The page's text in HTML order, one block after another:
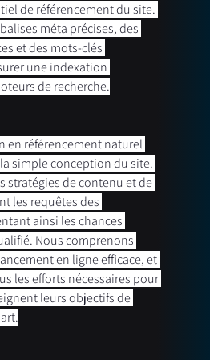
de référencement du site.
méta précises, des
et des mots-clés
une indexation
de recherche.
en référencement naturel
simple conception du site.
stratégies de contenu et de
les requêtes des
ainsi les chances
Nous comprenons
en ligne efficace, et
les efforts nécessaires pour
leurs objectifs de